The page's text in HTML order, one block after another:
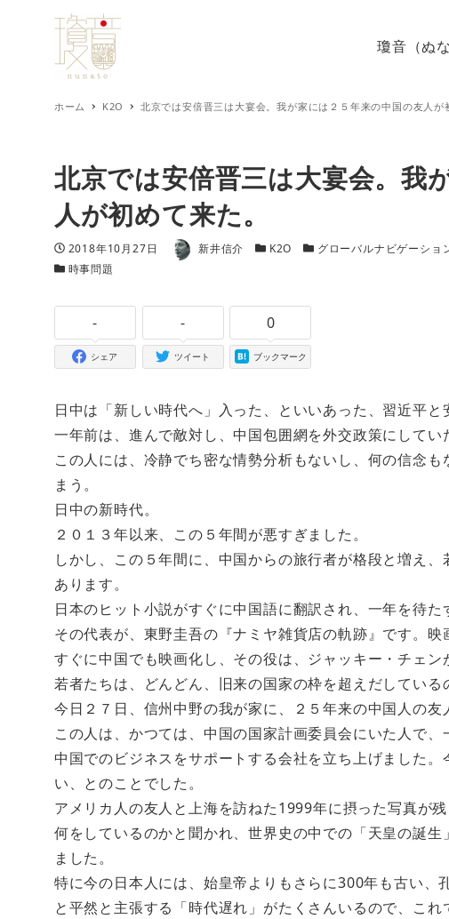
瓊音（ぬ
ホーム K2O 北京では安倍晋三は大宴会。我が家には２５年来の中国の友人が
北京では安倍晋三は大宴会。我
人が初めて来た。
投稿日
2018年10月27日 著者 新井信介 カテゴリー
K2O カテゴリー
グローバルナビゲーショ
カテゴリー
時事問題
-
シェア
-
ツイート
0
ブックマーク
日中は「新しい時代へ」入った、といいあった、習近平と
一年前は、進んで敵対し、中国包囲網を外交政策にしてい
この人には、冷静でち密な情勢分析もないし、何の信念
まう。
日中の新時代。
２０１３年以来、この５年間が悪すぎました。
しかし、この５年間に、中国からの旅行者が格段と増え
あります。
日本のヒット小説がすぐに中国語に翻訳され、一年を待た
その代表が、東野圭吾の『ナミヤ雑貨店の軌跡』です。映
すぐに中国でも映画化し、その役は、ジャッキー・チェン
若者たちは、どんどん、旧来の国家の枠を超えだしている
今日２７日、信州中野の我が家に、２５年来の中国人の友
この人は、かつては、中国の国家計画委員会にいた人で
中国でのビジネスをサポートする会社を立ち上げました
い、とのことでした。
アメリカ人の友人と上海を訪ねた1999年に摂った写真が
何をしているのかと聞かれ、世界史の中での「天皇の誕
ました。
特に今の日本人には、始皇帝よりもさらに300年も古い、
と平然と主張する「時代遅れ」がたくさんいるので、こ